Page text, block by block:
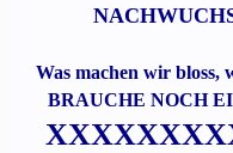
Was machen wir bloss,
BRAUCHE NOCH